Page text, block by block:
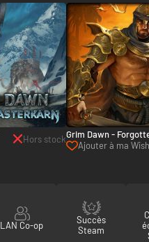
Hors stockGrim Dawn -
Expansion - PC
Ajouter à ma
LAN Co-op
Succès
Steam